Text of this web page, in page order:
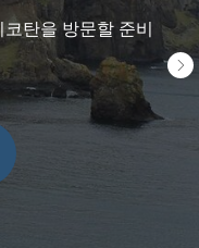
탄을 방문할 준비